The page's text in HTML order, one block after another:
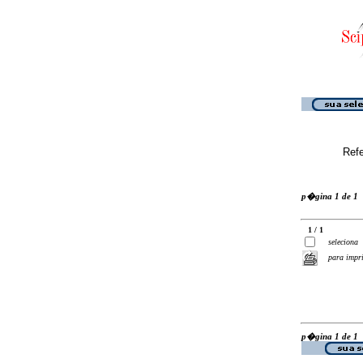
p�gina 1 de 1
1 / 1
seleciona
para
p�gina 1 de 1